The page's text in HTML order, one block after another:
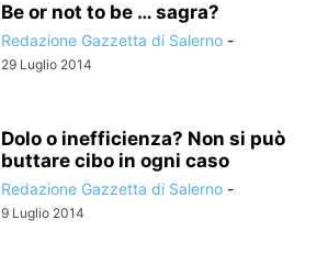
Be or not to be … sagra?
Redazione Gazzetta di Salerno -
29 Luglio 2014
Dolo o inefficienza? Non si può
buttare cibo in ogni caso
Redazione Gazzetta di Salerno -
9 Luglio 2014